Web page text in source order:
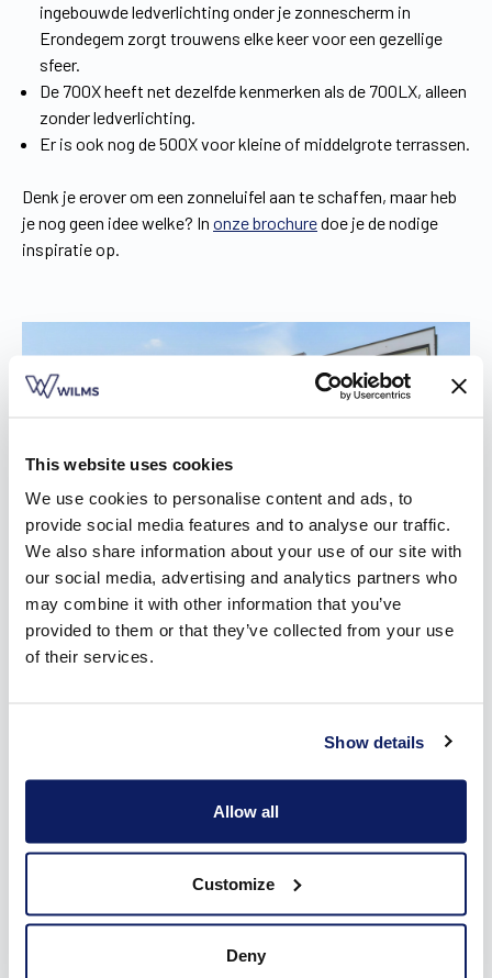
This website uses cookies
We use cookies to personalise content and ads, to
provide social media features and to analyse our traffic.
We also share information about your use of our site with
our social media, advertising and analytics partners who
may combine it with other information that you’ve
provided to them or that they’ve collected from your use
of their services.
Show details
Allow all
Customize
Deny
ingebouwde ledverlichting onder je zonnescherm in
Erondegem zorgt trouwens elke keer voor een gezellige
sfeer.
De 700X heeft net dezelfde kenmerken als de 700LX, alleen
zonder ledverlichting.
Er is ook nog de 500X voor kleine of middelgrote terrassen.
Denk je erover om een zonneluifel aan te schaffen, maar heb
je nog geen idee welke? In onze brochuredoe je de nodige
inspiratie op.
Je geniet dankzij jezonneschermin Erondegem meer en
langer van je terras en tuin. Het brengt dan ook heel wat
Jij bepaalt wanneer je zonneluifel zichtbaar is en wanneer
niet. Met slechts één druk op de knop komt het scherm
tevoorschijn, of je nu kiest voor een afstandsbediening,
Je bent optimaal beschermd tegen felle zonnestralen. Zo